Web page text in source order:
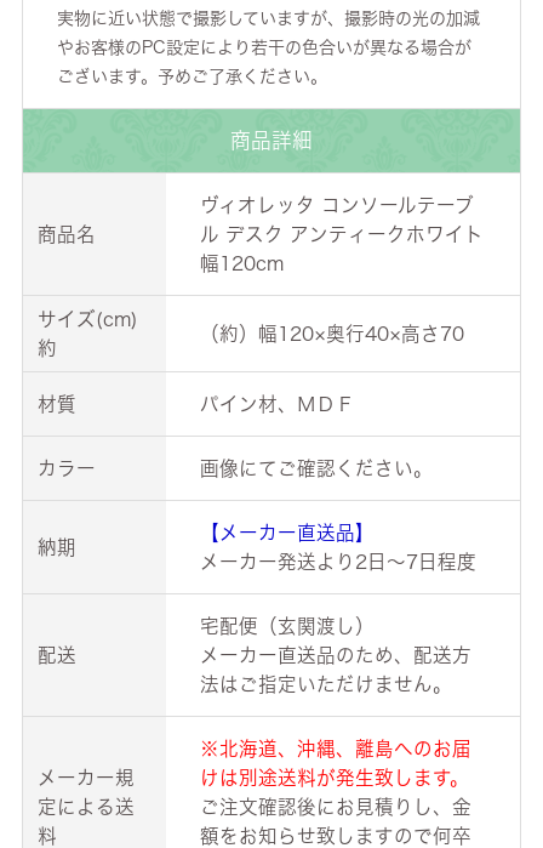
実物に近い状態で撮影していますが、撮影時の光の加減
やお客様のPC設定により若干の色合いが異なる場合が
ございます。予めご了承ください。
商品詳細
商品名
ヴィオレッタ コンソールテーブ
ル デスク アンティークホワイト
幅120cm
サイズ(cm)
約
（約）幅120×奥行40×高さ70
材質 パイン材、ＭＤＦ
カラー 画像にてご確認ください。
納期
【メーカー直送品】
メーカー発送より2日～7日程度
配送
宅配便（玄関渡し）
メーカー直送品のため、配送方
法はご指定いただけません。
メーカー規
定による送
料
※北海道、沖縄、離島へのお届
けは別途送料が発生致します。
ご注文確認後にお見積りし、金
額をお知らせ致しますので何卒